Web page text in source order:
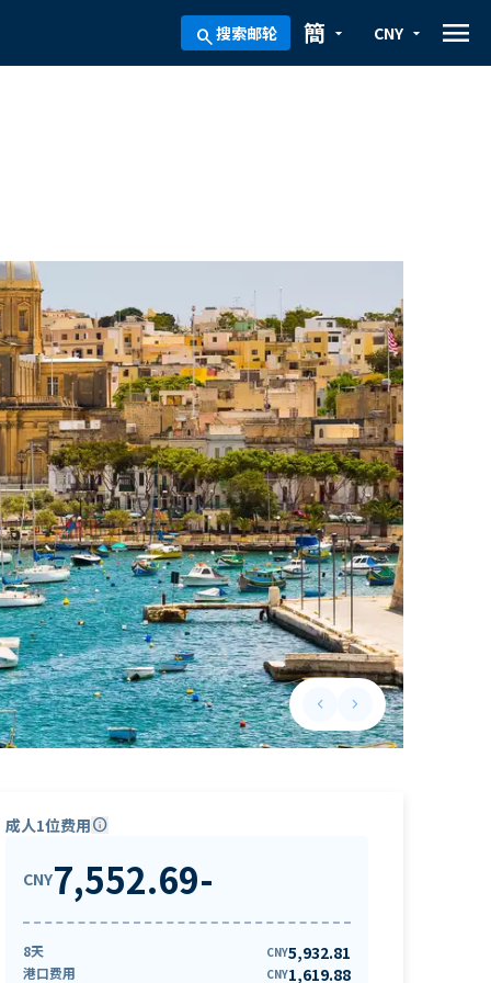
search搜索邮轮 arrow_drop_down
簡 arrow_drop_down
CNY menu
keyboard_arrow_leftPrevious slide
keyboard_arrow_rightNext slide
成人1位费用info
CNY7,552.69-
8天 CNY5,932.81
港口费用 CNY1,619.88